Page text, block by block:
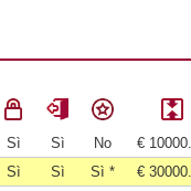
Sì Sì No
€
Sì Sì Sì *
€